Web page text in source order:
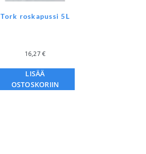
Tork roskapussi 5L
16,27€
LISÄÄ
OSTOSKORIIN